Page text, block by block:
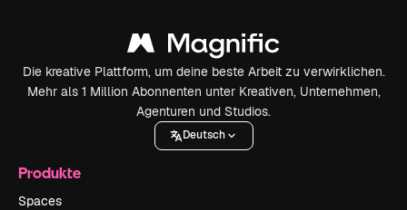
Die kreative Plattform, um deine beste Arbeit zu verwirklichen.
Mehr als 1 Million Abonnenten unter Kreativen, Unternehmen,
Agenturen und Studios.
Deutsch
Produkte
Spaces